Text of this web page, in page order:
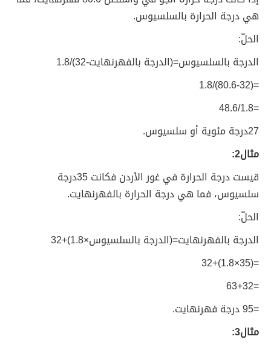
هي درجة الحرارة بالسلسيوس.
الحلّ:
الدرجة بالسلسيوس=(الدرجة بالفهرنهايت-32)/1.8
=(80.6-32)/1.8
=48.6/1.8
27درجة مئوية أو سلسيوس.
مثال2:
قيست درجة الحرارة في غور الأردن فكانت 35درجة
سلسيوس، فما هي درجة الحرارة بالفهرنهايت.
الحلّ:
الدرجة بالفهرنهايت=(الدرجة بالسلسيوس×1.8)+32
=(35×1.8)+32
=63+32
=95 درجة فهرنهايت.
مثال3: